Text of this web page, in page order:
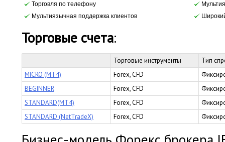
Торговля по телефону
Мультиязычная поддержка клиентов
Торговые счета:
Торговые инструменты
Тип
MICRO (MT4)
Forex, CFD
BEGINNER
Forex, CFD
STANDARD(MT4)
Forex, CFD
STANDARD (NetTradeX)
Forex, CFD